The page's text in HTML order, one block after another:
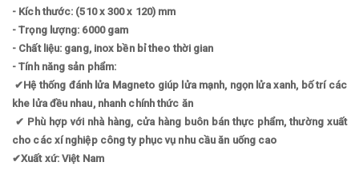
- Kích thước: (510 x 300 x 120) mm
- Trọng lượng: 6000 gam
- Chất liệu: gang, inox bền bỉ theo thời gian
- Tính năng sản phẩm:
✔Hệ thống đánh lửa Magneto giúp lửa mạnh, ngọn lửa xanh, bố trí các
khe lửa đều nhau, nhanh chính thức ăn
✔ Phù hợp với nhà hàng, cửa hàng buôn bán thực phẩm, thường xuất
cho các xí nghiệp công ty phục vụ nhu cầu ăn uống cao
✔Xuất xứ: Việt Nam